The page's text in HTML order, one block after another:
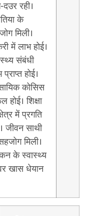
दउर रही।
के
मिली।
में लाभ होई।
संबंधी
होई।
कोसिस
होई। शिक्षा
में प्रगति
जीवन साथी
मिली।
के स्वास्थ्य
खास धेयान